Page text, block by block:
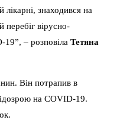
лікарні, знаходився на
вірусно-
19”, – розповіла Тетяна
Він потрапив в
на COVID-19.